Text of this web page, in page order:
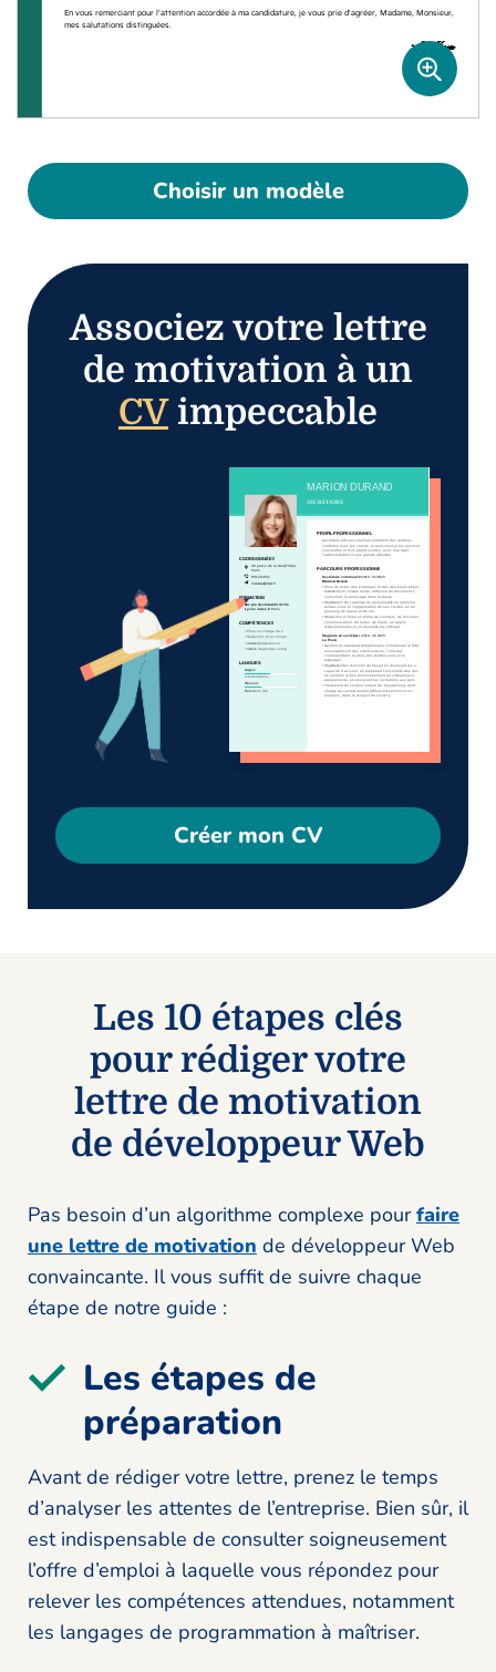
Choisir un modèle
Associez votre lettre
de motivation à un
CVimpeccable
Créer mon CV
Les 10 étapes clés
pour rédiger votre
lettre de motivation
de développeur Web
Pas besoin d’un algorithme complexe pourfaire
une lettre de motivation de développeur Web
convaincante. Il vous suffit de suivre chaque
étape de notre guide :
Les étapes de
préparation
Avant de rédiger votre lettre, prenez le temps
d’analyser les attentes de l’entreprise. Bien sûr, il
est indispensable de consulter soigneusement
l’offre d’emploi à laquelle vous répondez pour
relever les compétences attendues, notamment
les langages de programmation à maîtriser.